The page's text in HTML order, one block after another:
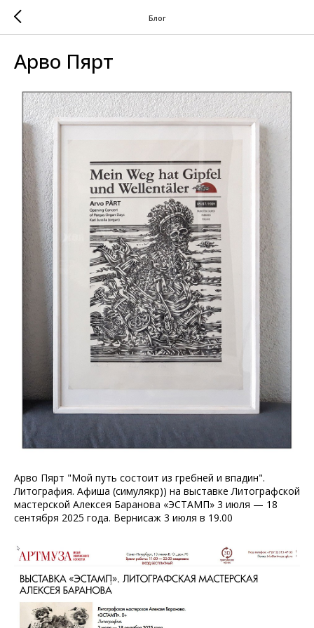
Блог
Арво Пярт
Арво Пярт "Мой путь состоит из гребней и впадин".
Литография. Афиша (симулякр)) на выставке Литографской
мастерской Алексея Баранова «ЭСТАМП» 3 июля — 18
сентября 2025 года. Вернисаж 3 июля в 19.00